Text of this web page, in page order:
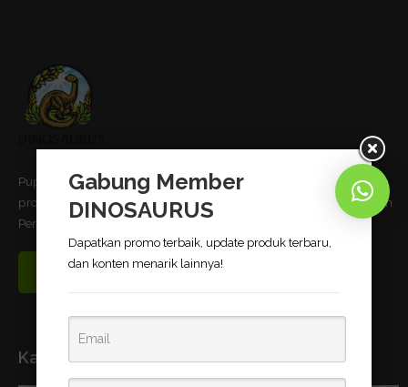
Pupuk Bio-Organik DINOSAURUS terbukti dapat meningkatkan
produktivitas pertanian dan telah memnuhi standar uji Kementerian
Pertanian Republik Indonesia.
Read More
Kantor Pusat
Gabung Member
DINOSAURUS
Dapatkan promo terbaik, update produk terbaru,
dan konten menarik lainnya!